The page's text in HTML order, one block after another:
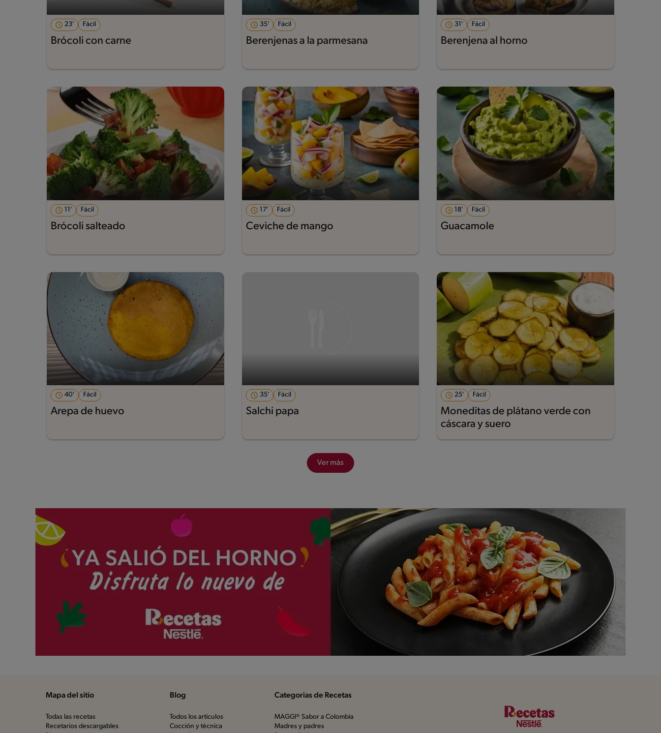
23' Fácil
Brócoli con carne
35' Fácil
Berenjenas a la parmesana
31' Fácil
Berenjena al horno
11' Fácil
Brócoli salteado
17' Fácil
Ceviche de mango
18' Fácil
Guacamole
40' Fácil
Arepa de huevo
35' Fácil
Salchi papa
25' Fácil
Moneditas de plátano verde con
cáscara y suero
Ver más
Mapa del sitio
Todas las recetas
Recetarios descargables
Blog
Todos los artículos
Cocción y técnica
Categorias de Recetas
MAGGI® Sabor a Colombia
Madres y padres